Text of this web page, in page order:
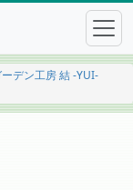
ーデン工房 結 -YUI-